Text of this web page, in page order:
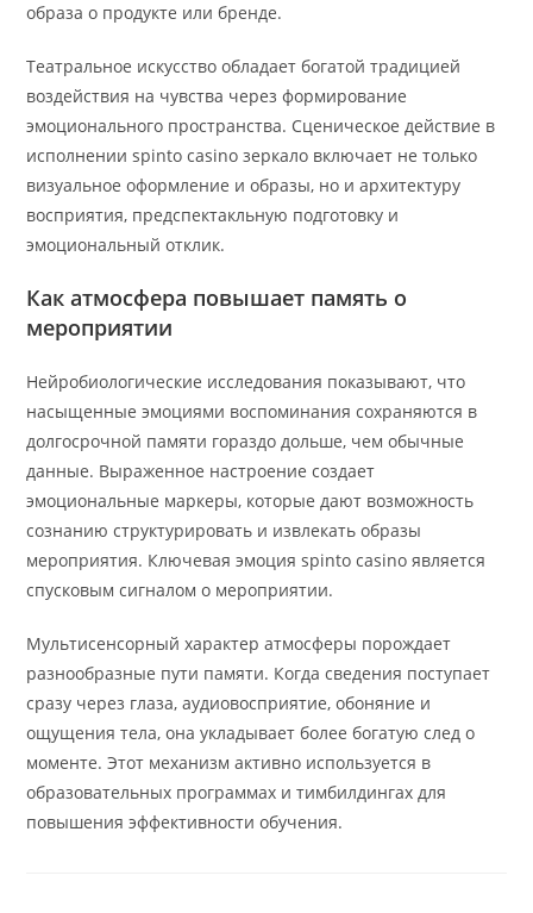
образа о продукте или бренде.
Театральное искусство обладает богатой традицией
воздействия на чувства через формирование
эмоционального пространства. Сценическое действие в
исполнении spinto casino зеркало включает не только
визуальное оформление и образы, но и архитектуру
восприятия, предспектакльную подготовку и
эмоциональный отклик.
Как атмосфера повышает память о
мероприятии
Нейробиологические исследования показывают, что
насыщенные эмоциями воспоминания сохраняются в
долгосрочной памяти гораздо дольше, чем обычные
данные. Выраженное настроение создает
эмоциональные маркеры, которые дают возможность
сознанию структурировать и извлекать образы
мероприятия. Ключевая эмоция spinto casino является
спусковым сигналом о мероприятии.
Мультисенсорный характер атмосферы порождает
разнообразные пути памяти. Когда сведения поступает
сразу через глаза, аудиовосприятие, обоняние и
ощущения тела, она укладывает более богатую след о
моменте. Этот механизм активно используется в
образовательных программах и тимбилдингах для
повышения эффективности обучения.